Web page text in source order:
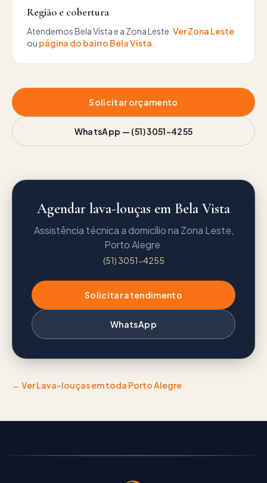
Região e cobertura
AtendemosBela Vistae a Zona Leste VerZona Leste
ou página do bairro Bela Vista
Solicitar orçamento
WhatsApp — (51) 3051-4255
Agendar lava-louças em Bela Vista
Assistência técnica a domicílio na Zona Leste,
Porto Alegre.
(51) 3051-4255
Solicitar atendimento
WhatsApp
← VerLava-louçasem toda Porto Alegre